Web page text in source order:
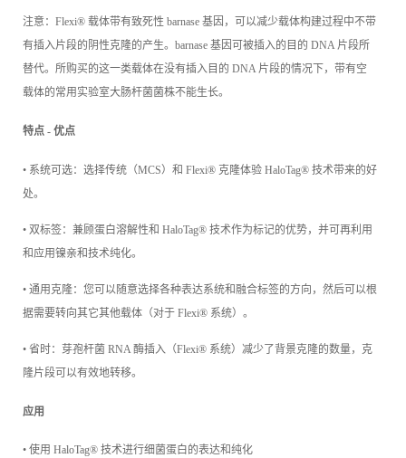
注意：Flexi® 载体带有致死性 barnase 基因，可以减少载体构建过程中不带
有插入片段的阴性克隆的产生。barnase 基因可被插入的目的 DNA 片段所
替代。所购买的这一类载体在没有插入目的 DNA 片段的情况下，带有空
载体的常用实验室大肠杆菌菌株不能生长。
特点 - 优点
• 系统可选：选择传统（MCS）和 Flexi® 克隆体验 HaloTag® 技术带来的好
处。
• 双标签：兼顾蛋白溶解性和 HaloTag® 技术作为标记的优势，并可再利用
和应用镍亲和技术纯化。
• 通用克隆：您可以随意选择各种表达系统和融合标签的方向，然后可以根
据需要转向其它其他载体（对于 Flexi® 系统）。
• 省时：芽孢杆菌 RNA 酶插入（Flexi® 系统）减少了背景克隆的数量，克
隆片段可以有效地转移。
应用
• 使用 HaloTag® 技术进行细菌蛋白的表达和纯化